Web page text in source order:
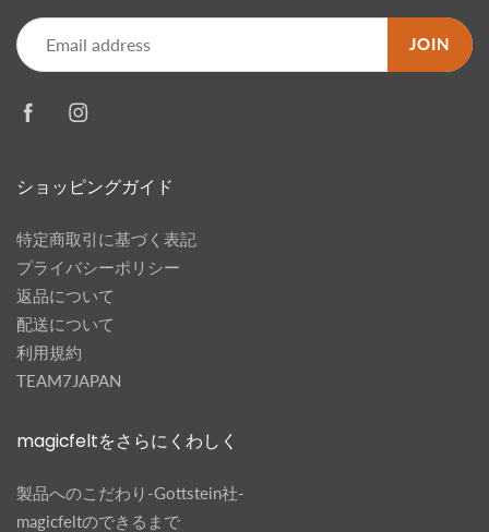
JOIN
ショッピングガイド
特定商取引に基づく表記
プライバシーポリシー
返品について
配送について
利用規約
TEAM7JAPAN
magicfeltをさらにくわしく
製品へのこだわり-Gottstein社-
magicfeltのできるまで